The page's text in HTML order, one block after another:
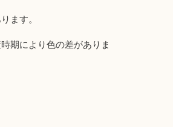
ます。
期により色の差がありま